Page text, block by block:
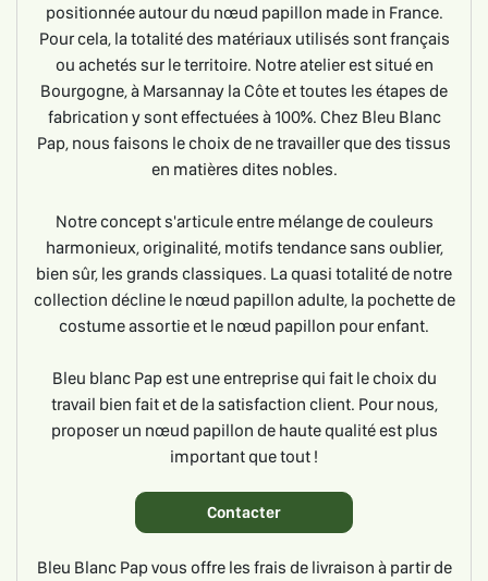
positionnée autour du nœud papillon made in France.
Pour cela, la totalité des matériaux utilisés sont français
ou achetés sur le territoire. Notre atelier est situé en
Bourgogne, à Marsannay la Côte et toutes les étapes de
fabrication y sont effectuées à 100%. Chez Bleu Blanc
Pap, nous faisons le choix de ne travailler que des tissus
en matières dites nobles.
Notre concept s'articule entre mélange de couleurs
harmonieux, originalité, motifs tendance sans oublier,
bien sûr, les grands classiques. La quasi totalité de notre
collection décline le nœud papillon adulte, la pochette de
costume assortie et le nœud papillon pour enfant.
Bleu blanc Pap est une entreprise qui fait le choix du
travail bien fait et de la satisfaction client. Pour nous,
proposer un nœud papillon de haute qualité est plus
important que tout !
Contacter
Bleu Blanc Pap vous offre les frais de livraison à partir de